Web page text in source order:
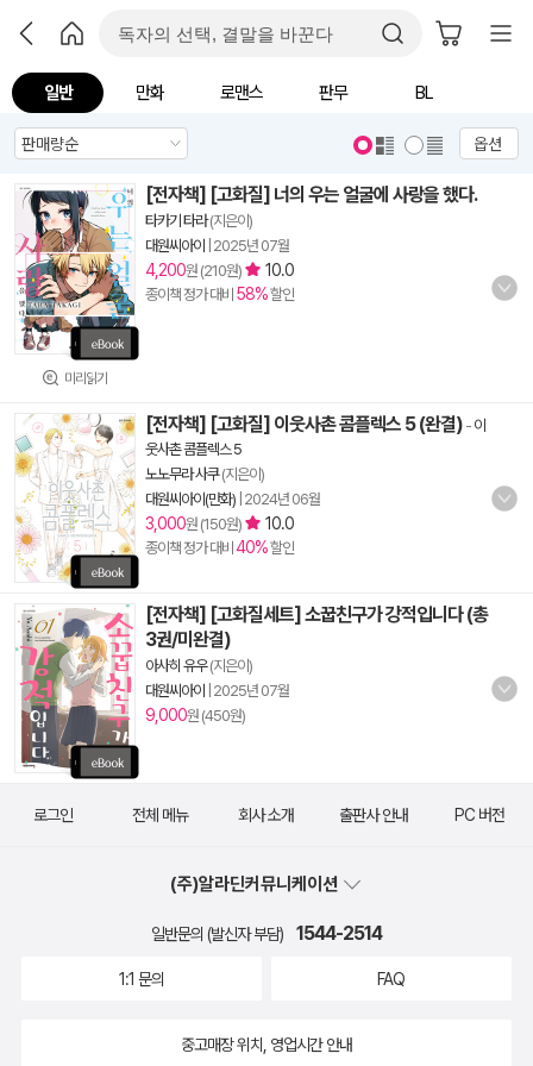
일반 만화 로맨스 판무 BL
옵션
미리읽기
[전자책] [고화질] 너의 우는 얼굴에 사랑을 했다.
타카기 타라(지은이)
대원씨아이
2025년 07월
4,200원 (210원) 10.0
종이책 정가 대비 58%할인
[전자책] [고화질] 이웃사촌 콤플렉스 5 (완결) - 이
웃사촌 콤플렉스 5
노노무라 사쿠(지은이)
대원씨아이(만화) 2024년 06월
3,000원 (150원) 10.0
종이책 정가 대비 40%할인
[전자책] [고화질세트] 소꿉친구가 강적입니다 (총
3권/미완결)
아사히 유우(지은이)
대원씨아이
2025년 07월
9,000원 (450원)
로그인 전체 메뉴 회사 소개 출판사 안내 PC 버전
(주)알라딘커뮤니케이션
일반문의 (발신자 부담) 1544-2514
1:1 문의 FAQ
중고매장 위치, 영업시간 안내